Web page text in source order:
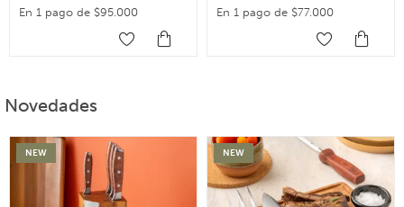
En 1 pago de $95.000 En 1 pago de $77.000
Novedades
NEW NEW